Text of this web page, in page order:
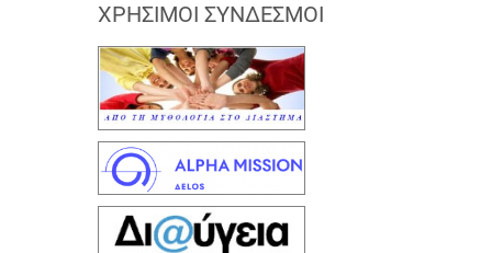
ΧΡΉΣΙΜΟΙ ΣΎΝΔΕΣΜΟΙ